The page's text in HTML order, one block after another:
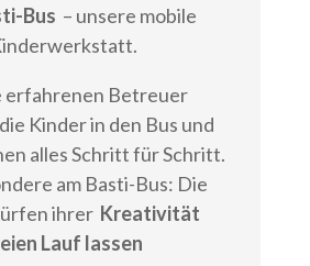
Bus – unsere mobile
erfahrenen Betreuer
Kinder in den Bus und
alles Schritt für Schritt.
am Basti-Bus: Die
ihrer Kreativität
Lauf lassen